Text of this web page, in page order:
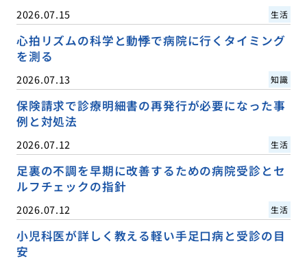
2026.07.15 生活
心拍リズムの科学と動悸で病院に行くタイミング
を測る
2026.07.13 知識
保険請求で診療明細書の再発行が必要になった事
例と対処法
2026.07.12 生活
足裏の不調を早期に改善するための病院受診とセ
ルフチェックの指針
2026.07.12 生活
小児科医が詳しく教える軽い手足口病と受診の目
安